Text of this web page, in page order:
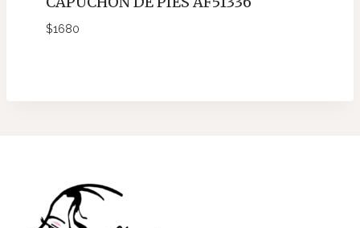
$1680